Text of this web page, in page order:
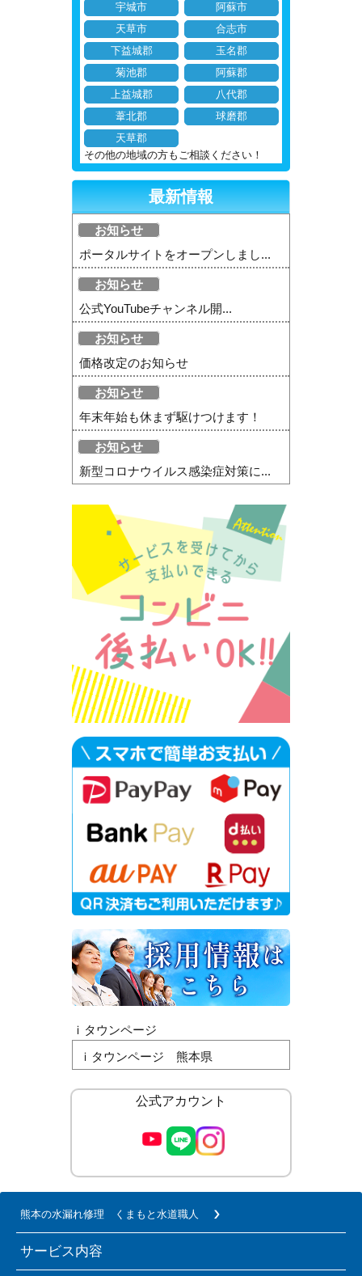
宇城市
阿蘇市
天草市
合志市
下益城郡
玉名郡
菊池郡
阿蘇郡
上益城郡
八代郡
葦北郡
球磨郡
天草郡
その他の地域の方もご相談ください！
最新情報
お知らせ
ポータルサイトをオープンしまし...
お知らせ
公式YouTubeチャンネル開...
お知らせ
価格改定のお知らせ
お知らせ
年末年始も休まず駆けつけます！
お知らせ
新型コロナウイルス感染症対策に...
ｉタウンページ
ｉタウンページ 熊本県
公式アカウント
熊本の水漏れ修理 くまもと水道職人
サービス内容